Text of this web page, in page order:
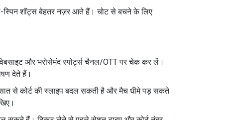
स्पिन शॉट्स बेहतर नज़र आते हैं। चोट से बचने के लिए
और भरोसेमंद स्पोर्ट्स चैनल/OTT पर चेक कर लें।
देते हैं।
से कोर्ट की स्लाइप बदल सकती है और मैच धीमे पड़ सकते